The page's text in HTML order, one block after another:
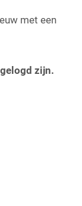
met een
zijn.